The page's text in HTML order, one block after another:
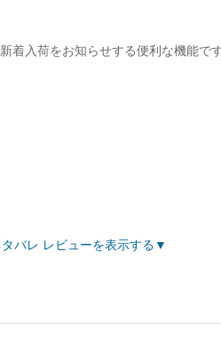
着入荷をお知らせする便利な機能で
タバレ レビューを表示する